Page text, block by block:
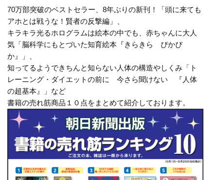
70万部突破のベストセラー、8年ぶりの新刊！「頭に来ても
アホとは戦うな！賢者の反撃編」、
キラキラ光るホログラムは絵本の中でも、赤ちゃんに大人
気「脳科学にもとづいた知育絵本『きらきら ぴかぴ
か』」、
知ってるようできちんと知らない人体の構造やしくみ「ト
レーニング・ダイエットの前に 今さら聞けない 『人体
の超基本』」など
書籍の売れ筋商品１０点をまとめて紹介しております。